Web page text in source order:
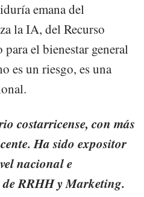
emana del
la IA, del Recurso
el bienestar general
es un riesgo, es una
costarricense, con más
Ha sido expositor
nacional e
RRHH y Marketing.